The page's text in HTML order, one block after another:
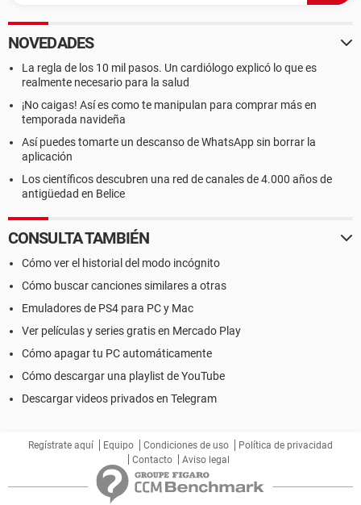
NOVEDADES
La regla de los 10 mil pasos. Un cardiólogo explicó lo que es
realmente necesario para la salud
¡No caigas! Así es como te manipulan para comprar más en
temporada navideña
Así puedes tomarte un descanso de WhatsApp sin borrar la
aplicación
Los científicos descubren una red de canales de 4.000 años de
antigüedad en Belice
CONSULTA TAMBIÉN
Cómo ver el historial del modo incógnito
Cómo buscar canciones similares a otras
Emuladores de PS4 para PC y Mac
Ver películas y series gratis en Mercado Play
Cómo apagar tu PC automáticamente
Cómo descargar una playlist de YouTube
Descargar videos privados en Telegram
Regístrate aquí Equipo Condiciones de uso
Política de privacidad
Contacto
Aviso legal